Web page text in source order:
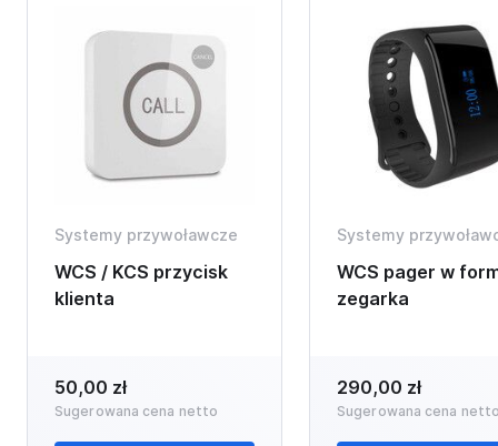
Systemy przywoławcze
WCS / KCS przycisk
klienta
50,00 zł
Sugerowana cena netto
Systemy
WCS pager w
zegarka
290,00 zł
Sugerowana cena